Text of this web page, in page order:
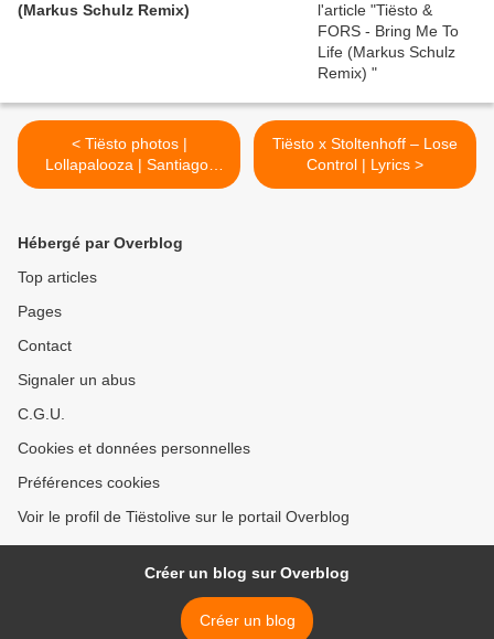
(Markus Schulz Remix)
< Tiësto photos |
Lollapalooza | Santiago,
Chile - March 31 2019
Tiësto x Stoltenhoff – Lose
Control | Lyrics >
Hébergé par Overblog
Top articles
Pages
Contact
Signaler un abus
C.G.U.
Cookies et données personnelles
Préférences cookies
Voir le profil de Tiëstolive sur le portail Overblog
Créer un blog sur Overblog
Créer un blog